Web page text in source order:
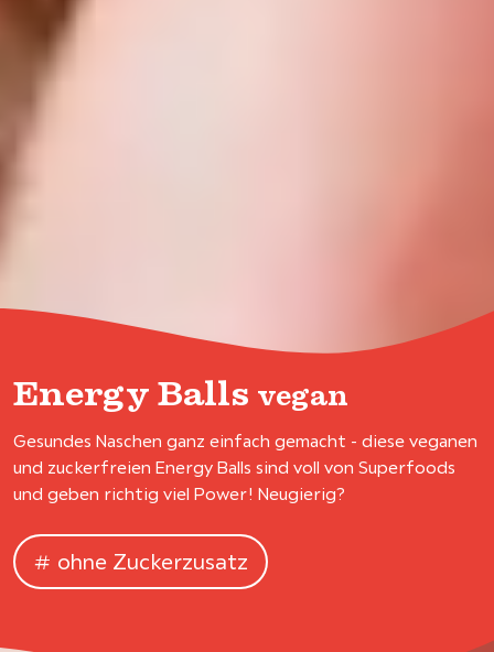
Energy Balls vegan
Gesundes Naschen ganz einfach gemacht - diese veganen
und zuckerfreien Energy Balls sind voll von Superfoods
und geben richtig viel Power! Neugierig?
ohne Zuckerzusatz